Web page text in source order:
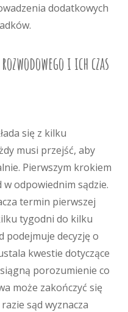
dodatkowych
i ich czas
się z kilku
musi przejść, aby
Pierwszym krokiem
odpowiednim sądzie.
termin pierwszej
tygodni do kilku
podejmuje decyzję o
kwestie dotyczące
porozumienie co
może zakończyć się
sąd wyznacza